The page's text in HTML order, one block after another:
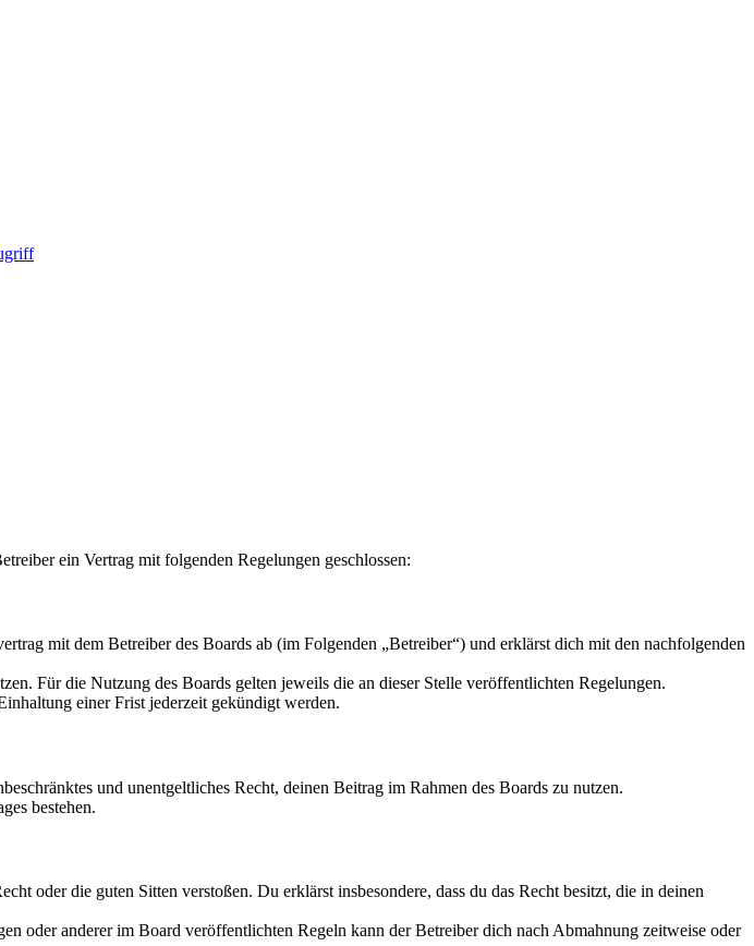
ein Vertrag mit folgenden Regelungen geschlossen:
mit dem Betreiber des Boards ab (im Folgenden „Betreiber“) und erklärst dich mit den nachfolgenden
Für die Nutzung des Boards gelten jeweils die an dieser Stelle veröffentlichten Regelungen.
einer Frist jederzeit gekündigt werden.
und unentgeltliches Recht, deinen Beitrag im Rahmen des Boards zu nutzen.
bestehen.
oder die guten Sitten verstoßen. Du erklärst insbesondere, dass du das Recht besitzt, die in deinen
oder anderer im Board veröffentlichten Regeln kann der Betreiber dich nach Abmahnung zeitweise oder